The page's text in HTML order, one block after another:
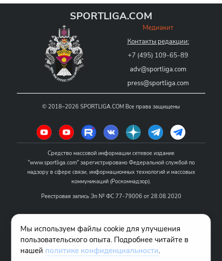
SPORTLIGA.COM
Медиакит
Контакты редакции:
+7 (495) 109-65-89
adv@sportliga.com
press@sportliga.com
© 2018–2026 SPORTLIGA.COM Все права защищены
Средство массовой информации сетевое издание
"www.sportliga.com" зарегистрировано Федеральной службой по
надзору в сфере связи, информационных технологий и массовых
коммуникаций (Роскомнадзор).
Реестровая запись Эл № ФС 77-79006 от 28.08.2020
Учредитель СМИ сетевого издания "www.sportliga.com": ИП Чамин
О.Н.
Главный редактор СМИ сетевого издания "www.sportliga.com":
Мы используем файлы cookie для улучшения
пользовательского опыта. Подробнее читайте в
нашей политике конфиденциальности.